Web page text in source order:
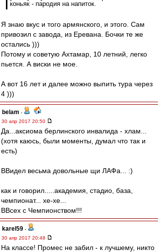
коньяк - пародия на напиток.
Я знаю вкус и того армянского, и этого. Сам
привозил с завода, из Еревана. Бочки те же
остались )))
Потому и советую Ахтамар, 10 летний, легко
пьется. А виски не мое.
А вот 16 лет и далее можно выпить тура через
4 )))
belam -
30 апр 2017 20:50
Да...аксиома берлинского инвалида - хлам...
(хотя каюсь, были моменты, думал что так и
есть)
ВВидел весьма довольные щи ЛАФа... :)
как и говорил.....академия, стадио, база,
чемпионат... хе-хе...
ВВсех с Чемпионством!!!
karel59 -
30 апр 2017 20:48
На классе! Промес не забил - к лучшему, никто